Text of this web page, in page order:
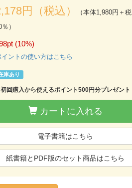
円（税込）
（本体1,980円＋税
）
(10%)
イントの使い方はこちら
庫あり
初回購入から使えるポイント500円分プレゼント
カートに入れる
電子書籍はこちら
紙書籍とPDF版のセット商品はこちら